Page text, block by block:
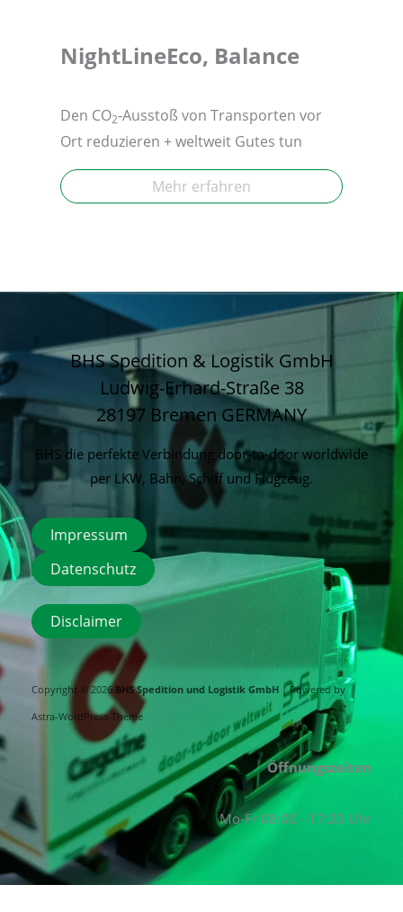
NightLineEco, Balance
Den CO2-Ausstoß von Transporten vor
Ort reduzieren + weltweit Gutes tun
Mehr erfahren
BHS Spedition & Logistik GmbH
Ludwig-Erhard-Straße 38
28197 Bremen GERMANY
BHS die perfekte Verbindung door-to-door worldwide
per LKW, Bahn, Schiff und Flugzeug.
Impressum
Datenschutz
Disclaimer
Copyright © 2026 BHS Spedition und Logistik GmbH | Powered by
Astra-WordPress-Theme
Öffnungszeiten
Mo-Fr 08:00 - 17:00 Uhr